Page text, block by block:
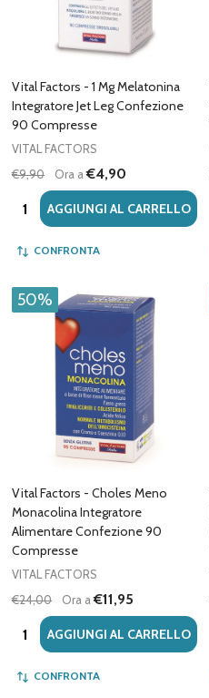
Vital Factors - 1 Mg Melatonina
Integratore Jet Leg Confezione
90 Compresse
VITAL FACTORS
€9,90
Ora a€4,90
Quantità:AGGIUNGI AL CARRELLO
CONFRONTA
50%
Vital Factors - Choles Meno
Monacolina Integratore
Alimentare Confezione 90
Compresse
VITAL FACTORS
€24,00
Ora a€11,95
Quantità:AGGIUNGI AL CARRELLO
CONFRONTA